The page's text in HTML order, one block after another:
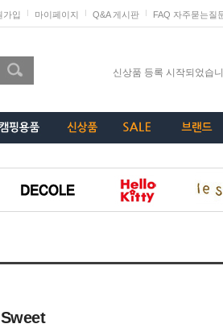
가입 마이페이지 Q&A 게시판 FAQ 자주묻는질
[중요+긴급]특허침해 상품에 대
신상품 등록 시작되었습